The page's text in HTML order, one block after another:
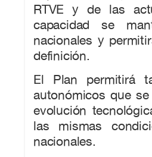
RTVE y de las
capacidad se
nacionales y
definición.
El Plan permitirá
autonómicos que
evolución
las mismas
nacionales.